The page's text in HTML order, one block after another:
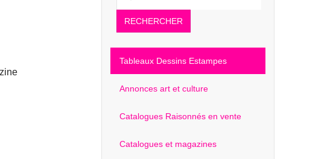
RECHERCHER
Tableaux Dessins Estampes
Annonces art et culture
Catalogues Raisonnés en vente
Catalogues et magazines